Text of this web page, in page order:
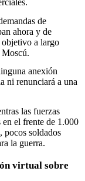
de
ahora y de
a largo
anexión
ni renunciará a una
las fuerzas
en el frente de 1.000
pocos soldados
la guerra.
virtual sobre